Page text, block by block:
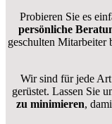
Probieren Sie es
persönliche
geschulten Mitarbeiter
Wir sind für jede
gerüstet. Lassen Sie
zu minimieren,